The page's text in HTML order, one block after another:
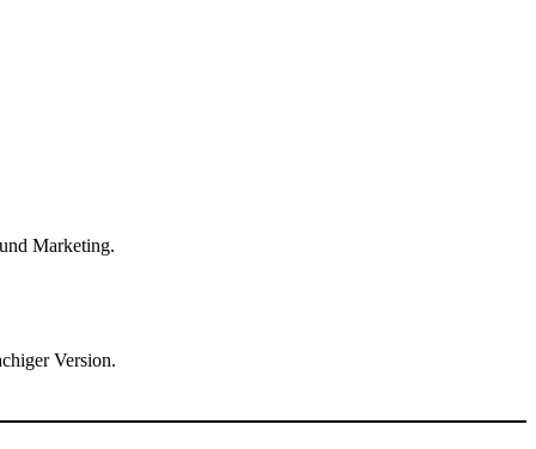
Marketing.
Version.